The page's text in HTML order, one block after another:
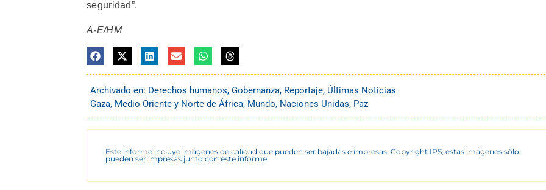
seguridad”.
A-E/HM
Archivado en: Derechos humanos, Gobernanza, Reportaje, Últimas Noticias
Gaza, Medio Oriente y Norte de África, Mundo, Naciones Unidas, Paz
Este informe incluye imágenes de calidad que pueden ser bajadas e impresas. Copyright IPS, estas imágenes sólo
pueden ser impresas junto con este informe